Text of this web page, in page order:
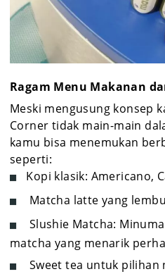
Ragam Menu Makanan
Meski mengusung konsep
Corner tidak main-main
kamu bisa menemukan
seperti:
Kopi klasik: Americano,
Matcha latte yang
Slushie Matcha:
matcha yang menarik
Sweet tea untuk pilihan